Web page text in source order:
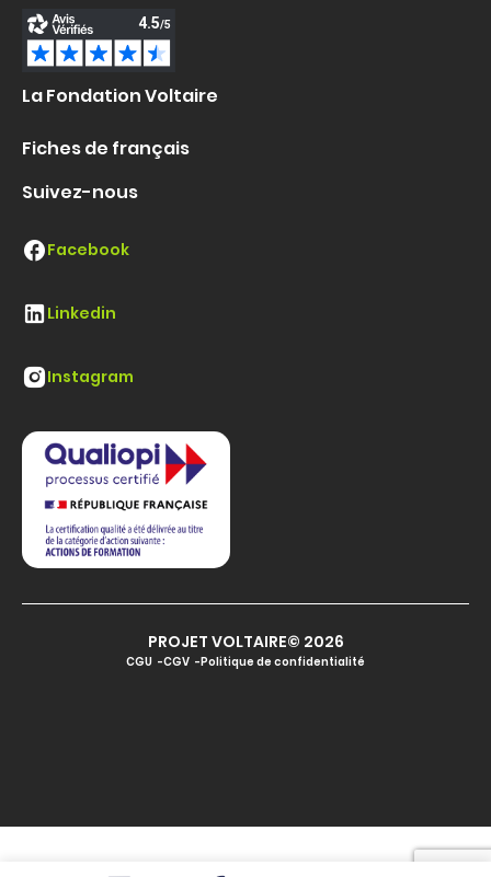
La Fondation Voltaire
Fiches de français
Suivez-nous
Facebook
Linkedin
Instagram
PROJET VOLTAIRE© 2026
CGU CGV Politique de confidentialité